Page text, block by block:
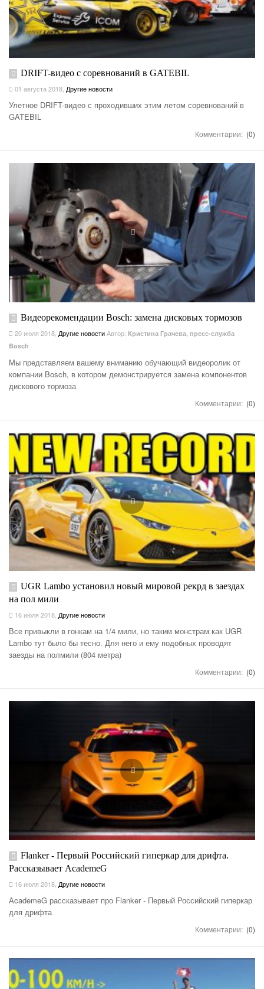
DRIFT-видео с соревнований в GATEBIL
01 августа 2018, Другие новости
Улетное DRIFT-видео с проходивших этим летом соревнований в
GATEBIL
Комментарии: (0)
Видеорекомендации Bosch: замена дисковых тормозов
20 июля 2018 Другие новостиАвтор: Кристина Грачева, пресс-служба
Bosch
Мы представляем вашему вниманию обучающий видеоролик от
компании Bosch, в котором демонстрируется замена компонентов
дискового тормоза
Комментарии: (0)
UGR Lambo установил новый мировой рекрд в заездах
на пол мили
16 июля 2018, Другие новости
Все привыкли в гонкам на 1/4 мили, но таким монстрам как UGR
Lambo тут было бы тесно. Для него и ему подобных проводят
заезды на полмили (804 метра)
Комментарии: (0)
Flanker - Первый Российский гиперкар для дрифта.
Рассказывает AcademeG
16 июля 2018 Другие новости
AcademeG рассказывает про Flanker - Первый Российский гиперкар
для дрифта
Комментарии: (0)